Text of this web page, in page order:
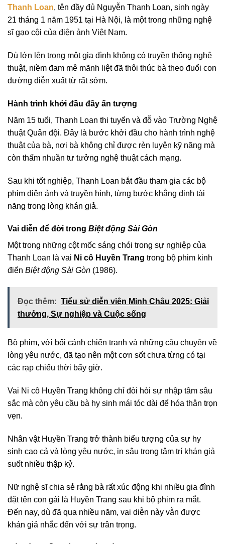
Thanh Loan, tên đầy đủ Nguyễn Thanh Loan, sinh ngày
21 tháng 1 năm 1951 tại Hà Nội, là một trong những nghệ
sĩ gạo cội của điện ảnh Việt Nam.
Dù lớn lên trong một gia đình không có truyền thống nghệ
thuật, niềm đam mê mãnh liệt đã thôi thúc bà theo đuổi con
đường diễn xuất từ rất sớm.
Hành trình khởi đầu đầy ấn tượng
Năm 15 tuổi, Thanh Loan thi tuyển và đỗ vào Trường Nghệ
thuật Quân đội. Đây là bước khởi đầu cho hành trình nghệ
thuật của bà, nơi bà không chỉ được rèn luyện kỹ năng mà
còn thấm nhuần tư tưởng nghệ thuật cách mạng.
Sau khi tốt nghiệp, Thanh Loan bắt đầu tham gia các bộ
phim điện ảnh và truyền hình, từng bước khẳng định tài
năng trong lòng khán giả.
Vai diễn để đời trong Biệt động Sài Gòn
Một trong những cột mốc sáng chói trong sự nghiệp của
Thanh Loan là vai Ni cô Huyền Trang trong bộ phim kinh
điển Biệt động Sài Gòn (1986).
Đọc thêm: Tiểu sử diễn viên Minh Châu 2025: Giải
thưởng, Sự nghiệp và Cuộc sống
Bộ phim, với bối cảnh chiến tranh và những câu chuyện về
lòng yêu nước, đã tạo nên một cơn sốt chưa từng có tại
các rạp chiếu thời bấy giờ.
Vai Ni cô Huyền Trang không chỉ đòi hỏi sự nhập tâm sâu
sắc mà còn yêu cầu bà hy sinh mái tóc dài để hóa thân trọn
vẹn.
Nhân vật Huyền Trang trở thành biểu tượng của sự hy
sinh cao cả và lòng yêu nước, in sâu trong tâm trí khán giả
suốt nhiều thập kỷ.
Nữ nghệ sĩ chia sẻ rằng bà rất xúc động khi nhiều gia đình
đặt tên con gái là Huyền Trang sau khi bộ phim ra mắt.
Đến nay, dù đã qua nhiều năm, vai diễn này vẫn được
khán giả nhắc đến với sự trân trọng.